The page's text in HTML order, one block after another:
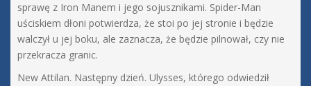
sprawę z Iron Manem i jego sojusznikami. Spider-Man
uściskiem dłoni potwierdza, że stoi po jej stronie i będzie
walczył u jej boku, ale zaznacza, że będzie pilnował, czy nie
przekracza granic.
New Attilan. Następny dzień. Ulysses, którego odwiedził